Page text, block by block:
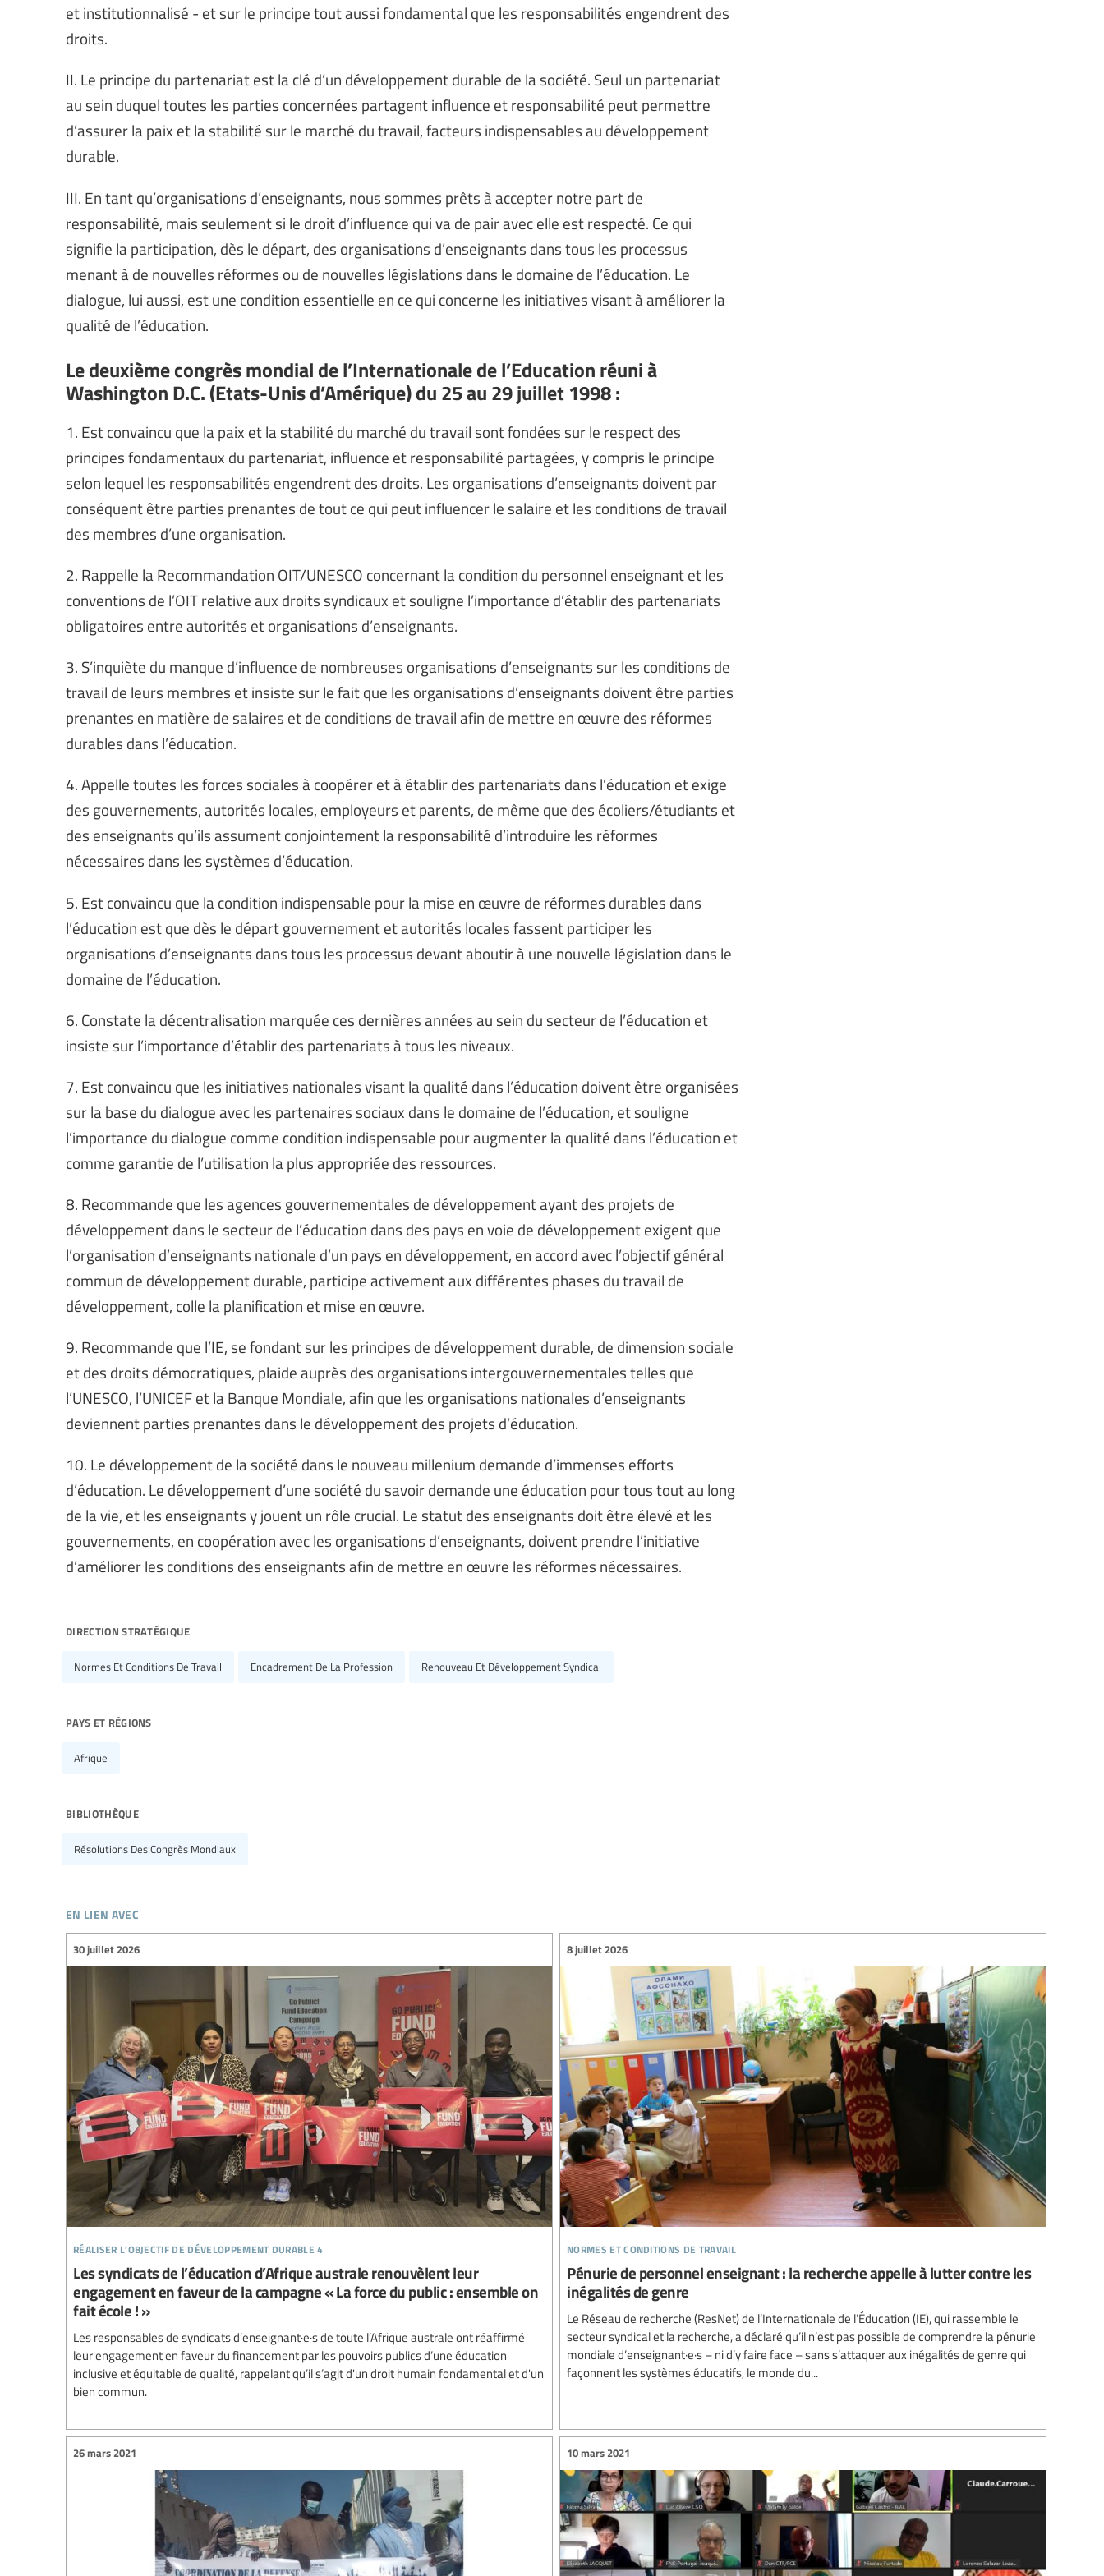
et institutionnalisé - et sur le principe tout aussi fondamental que les responsabilités engendrent des
droits.
II. Le principe du partenariat est la clé d’un développement durable de la société. Seul un partenariat
au sein duquel toutes les parties concernées partagent influence et responsabilité peut permettre
d’assurer la paix et la stabilité sur le marché du travail, facteurs indispensables au développement
durable.
III. En tant qu’organisations d’enseignants, nous sommes prêts à accepter notre part de
responsabilité, mais seulement si le droit d’influence qui va de pair avec elle est respecté. Ce qui
signifie la participation, dès le départ, des organisations d’enseignants dans tous les processus
menant à de nouvelles réformes ou de nouvelles législations dans le domaine de l’éducation. Le
dialogue, lui aussi, est une condition essentielle en ce qui concerne les initiatives visant à améliorer la
qualité de l’éducation.
Le deuxième congrès mondial de l’Internationale de l’Education réuni à
Washington D.C. (Etats-Unis d’Amérique) du 25 au 29 juillet 1998 :
1. Est convaincu que la paix et la stabilité du marché du travail sont fondées sur le respect des
principes fondamentaux du partenariat, influence et responsabilité partagées, y compris le principe
selon lequel les responsabilités engendrent des droits. Les organisations d’enseignants doivent par
conséquent être parties prenantes de tout ce qui peut influencer le salaire et les conditions de travail
des membres d’une organisation.
2. Rappelle la Recommandation OIT/UNESCO concernant la condition du personnel enseignant et les
conventions de l’OIT relative aux droits syndicaux et souligne l’importance d’établir des partenariats
obligatoires entre autorités et organisations d’enseignants.
3. S’inquiète du manque d’influence de nombreuses organisations d’enseignants sur les conditions de
travail de leurs membres et insiste sur le fait que les organisations d’enseignants doivent être parties
prenantes en matière de salaires et de conditions de travail afin de mettre en œuvre des réformes
durables dans l’éducation.
4. Appelle toutes les forces sociales à coopérer et à établir des partenariats dans l'éducation et exige
des gouvernements, autorités locales, employeurs et parents, de même que des écoliers/étudiants et
des enseignants qu’ils assument conjointement la responsabilité d’introduire les réformes
nécessaires dans les systèmes d’éducation.
5. Est convaincu que la condition indispensable pour la mise en œuvre de réformes durables dans
l’éducation est que dès le départ gouvernement et autorités locales fassent participer les
organisations d’enseignants dans tous les processus devant aboutir à une nouvelle législation dans le
domaine de l’éducation.
6. Constate la décentralisation marquée ces dernières années au sein du secteur de l’éducation et
insiste sur l’importance d’établir des partenariats à tous les niveaux.
7. Est convaincu que les initiatives nationales visant la qualité dans l’éducation doivent être organisées
sur la base du dialogue avec les partenaires sociaux dans le domaine de l’éducation, et souligne
l’importance du dialogue comme condition indispensable pour augmenter la qualité dans l’éducation et
comme garantie de l’utilisation la plus appropriée des ressources.
8. Recommande que les agences gouvernementales de développement ayant des projets de
développement dans le secteur de l’éducation dans des pays en voie de développement exigent que
l’organisation d’enseignants nationale d’un pays en développement, en accord avec l’objectif général
commun de développement durable, participe activement aux différentes phases du travail de
développement, colle la planification et mise en œuvre.
9. Recommande que l’IE, se fondant sur les principes de développement durable, de dimension sociale
et des droits démocratiques, plaide auprès des organisations intergouvernementales telles que
l’UNESCO, l’UNICEF et la Banque Mondiale, afin que les organisations nationales d’enseignants
deviennent parties prenantes dans le développement des projets d’éducation.
10. Le développement de la société dans le nouveau millenium demande d’immenses efforts
d’éducation. Le développement d’une société du savoir demande une éducation pour tous tout au long
de la vie, et les enseignants y jouent un rôle crucial. Le statut des enseignants doit être élevé et les
gouvernements, en coopération avec les organisations d’enseignants, doivent prendre l’initiative
d’améliorer les conditions des enseignants afin de mettre en œuvre les réformes nécessaires.
direction stratégique
Normes Et Conditions De Travail Encadrement De La Profession Renouveau Et Développement Syndical
pays et régions
Afrique
bibliothèque
Résolutions Des Congrès Mondiaux
en lien avec
réaliser l’objectif de développement durable 4
30 juillet 2026
Les syndicats de l’éducation d’Afrique australe renouvèlent leur
engagement en faveur de la campagne « La force du public : ensemble on
fait école ! »
Les responsables de syndicats d’enseignant·e·s de toute l’Afrique australe ont réaffirmé
leur engagement en faveur du financement par les pouvoirs publics d’une éducation
inclusive et équitable de qualité, rappelant qu’il s’agit d'un droit humain fondamental et d'un
bien commun.
normes et conditions de travail
8 juillet 2026
Pénurie de personnel enseignant : la recherche appelle à lutter contre les
inégalités de genre
Le Réseau de recherche (ResNet) de l’Internationale de l’Éducation (IE), qui rassemble le
secteur syndical et la recherche, a déclaré qu’il n’est pas possible de comprendre la pénurie
mondiale d’enseignant·e·s – ni d’y faire face – sans s’attaquer aux inégalités de genre qui
façonnent les systèmes éducatifs, le monde du...
26 mars 2021 10 mars 2021